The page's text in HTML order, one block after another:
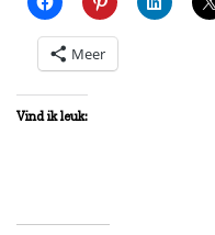
Meer
Vind ik leuk: